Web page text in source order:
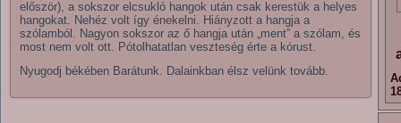
először), a sokszor elcsukló hangok után csak kerestük a helyes
hangokat. Nehéz volt így énekelni. Hiányzott a hangja a
szólamból. Nagyon sokszor az ő hangja után „ment” a szólam, és
most nem volt ott. Pótolhatatlan veszteség érte a kórust.
Nyugodj békében Barátunk. Dalainkban élsz velünk tovább.